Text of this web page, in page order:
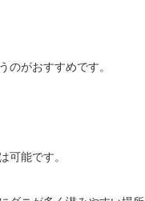
のがおすすめです。
可能です。